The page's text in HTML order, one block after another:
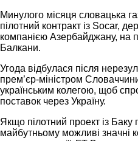
Минулого місяця словацька
пілотний контракт із Socar,
компанією Азербайджану, на
Балкани.
Угода відбулася після
прем’єр-міністром
українським колегою, щоб
поставок через Україну.
Якщо пілотний проект із
майбутньому можливі